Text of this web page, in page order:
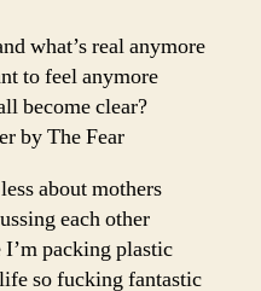
what’s real anymore
to feel anymore
become clear?
by The Fear
about mothers
each other
I’m packing plastic
so fucking fantastic